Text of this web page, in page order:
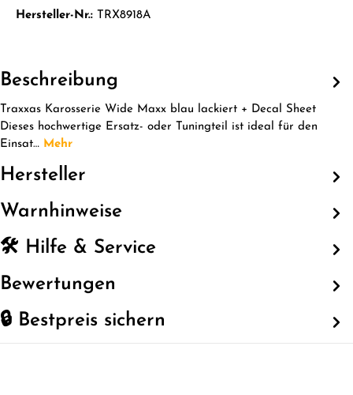
Hersteller-Nr.: TRX8918A
Beschreibung
Traxxas Karosserie Wide Maxx blau lackiert + Decal Sheet
Dieses hochwertige Ersatz- oder Tuningteil ist ideal für den
Einsat… Mehr
Hersteller
Warnhinweise
🛠️ Hilfe & Service
Bewertungen
🔒 Bestpreis sichern